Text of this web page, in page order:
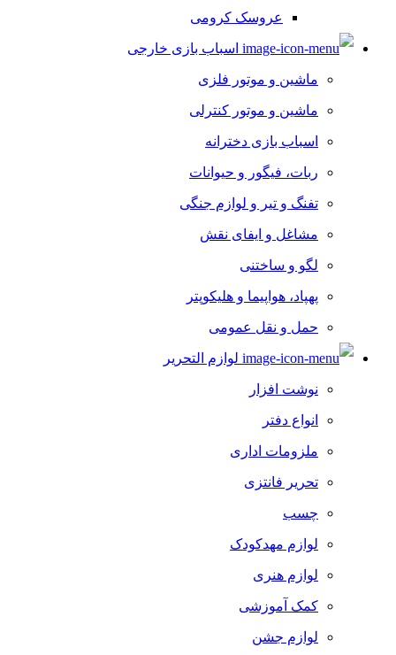
عروسک کرومی
اسباب بازی خارجی
ماشین و موتور فلزی
ماشین و موتور کنترلی
اسباب بازی دخترانه
ربات، فیگور و حیوانات
تفنگ و تیر و لوازم جنگی
مشاغل و ایفای نقش
لگو و ساختنی
پهپاد، هواپیما و هلیکوپتر
حمل و نقل عمومی
لوازم التحریر
نوشت افزار
انواع دفتر
ملزومات اداری
تحریر فانتزی
چسب
لوازم مهدکودک
لوازم هنری
کمک آموزشی
لوازم جشن